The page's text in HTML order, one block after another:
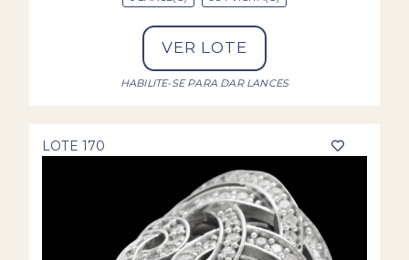
VER LOTE
HABILITE-SE PARA DAR LANCES
LOTE 170